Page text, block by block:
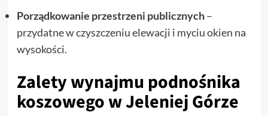
Porządkowanie przestrzeni publicznych–
przydatne w czyszczeniu elewacji i myciu okien na
wysokości.
Zalety wynajmu podnośnika
koszowego w Jeleniej Górze